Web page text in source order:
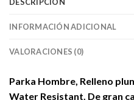
INFORMACIÓN ADICIONAL
VALORACIONES (0)
Parka Hombre, Relleno
Water Resistant. De gran